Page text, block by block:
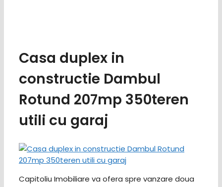
Casa duplex in
constructie Dambul
Rotund 207mp 350teren
utili cu garaj
Capitoliu Imobiliare va ofera spre vanzare doua